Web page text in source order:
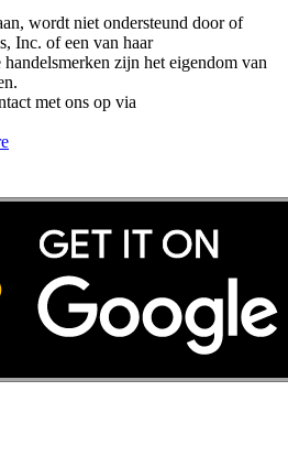
wordt niet ondersteund door of
Inc. of een van haar
zijn het eigendom van
met ons op via